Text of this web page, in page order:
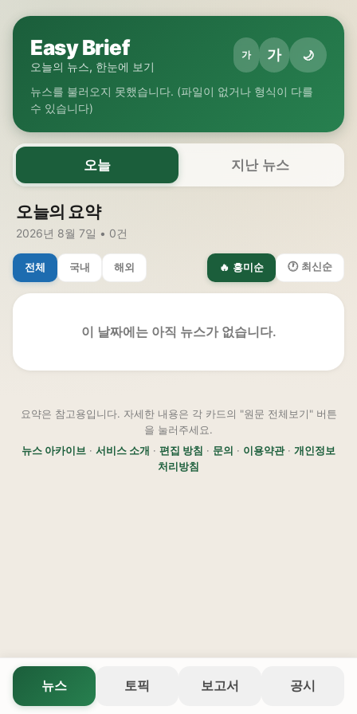
Easy Brief
오늘의 뉴스, 한눈에 보기
가 가 🌙
뉴스를 불러오지 못했습니다. (파일이 없거나 형식이 다를
수 있습니다)
오늘 지난 뉴스
오늘의 요약
2026년 8월 7일 • 0건
전체 국내 해외 🔥 흥미순 🕐 최신순
이 날짜에는 아직 뉴스가 없습니다.
요약은 참고용입니다. 자세한 내용은 각 카드의 "원문 전체보기" 버튼
을 눌러주세요.
뉴스 아카이브 · 서비스 소개 · 편집 방침 · 문의 · 이용약관· 개인정보
처리방침
뉴스 토픽 보고서 공시